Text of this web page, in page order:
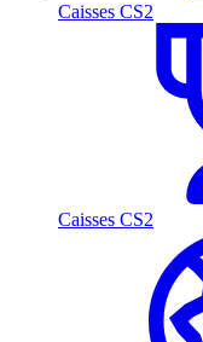
Caisses CS2
Caisses CS2